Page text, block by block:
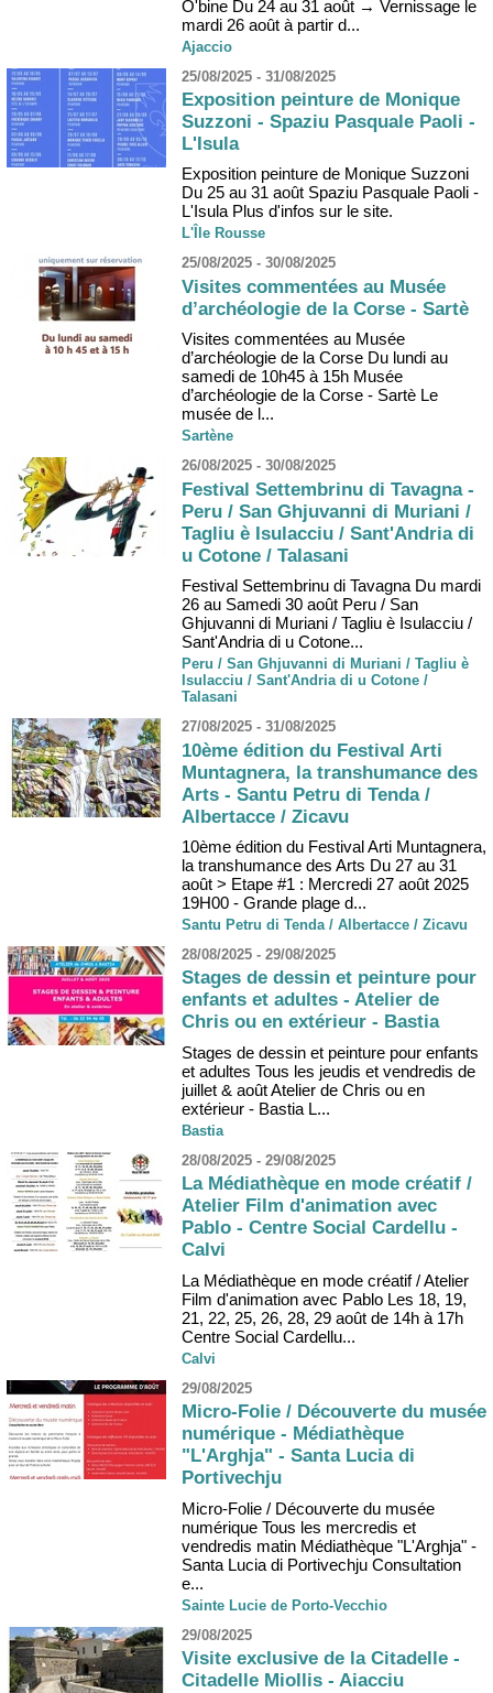
O'bine Du 24 au 31 août → Vernissage le
mardi 26 août à partir d...
Ajaccio
25/08/2025 - 31/08/2025
Exposition peinture de Monique
Suzzoni - Spaziu Pasquale Paoli -
L'Isula
Exposition peinture de Monique Suzzoni
Du 25 au 31 août Spaziu Pasquale Paoli -
L'Isula Plus d'infos sur le site.
L'Île Rousse
25/08/2025 - 30/08/2025
Visites commentées au Musée
d’archéologie de la Corse - Sartè
Visites commentées au Musée
d’archéologie de la Corse Du lundi au
samedi de 10h45 à 15h Musée
d’archéologie de la Corse - Sartè Le
musée de l...
Sartène
26/08/2025 - 30/08/2025
Festival Settembrinu di Tavagna -
Peru / San Ghjuvanni di Muriani /
Tagliu è Isulacciu / Sant'Andria di
u Cotone / Talasani
Festival Settembrinu di Tavagna Du mardi
26 au Samedi 30 août Peru / San
Ghjuvanni di Muriani / Tagliu è Isulacciu /
Sant'Andria di u Cotone...
Peru / San Ghjuvanni di Muriani / Tagliu è
Isulacciu / Sant'Andria di u Cotone /
Talasani
27/08/2025 - 31/08/2025
10ème édition du Festival Arti
Muntagnera, la transhumance des
Arts - Santu Petru di Tenda /
Albertacce / Zicavu
10ème édition du Festival Arti Muntagnera,
la transhumance des Arts Du 27 au 31
août > Etape #1 : Mercredi 27 août 2025
19H00 - Grande plage d...
Santu Petru di Tenda / Albertacce / Zicavu
28/08/2025 - 29/08/2025
Stages de dessin et peinture pour
enfants et adultes - Atelier de
Chris ou en extérieur - Bastia
Stages de dessin et peinture pour enfants
et adultes Tous les jeudis et vendredis de
juillet & août Atelier de Chris ou en
extérieur - Bastia L...
Bastia
28/08/2025 - 29/08/2025
La Médiathèque en mode créatif /
Atelier Film d'animation avec
Pablo - Centre Social Cardellu -
Calvi
La Médiathèque en mode créatif / Atelier
Film d'animation avec Pablo Les 18, 19,
21, 22, 25, 26, 28, 29 août de 14h à 17h
Centre Social Cardellu...
Calvi
29/08/2025
Micro-Folie / Découverte du musée
numérique - Médiathèque
"L'Arghja" - Santa Lucia di
Portivechju
Micro-Folie / Découverte du musée
numérique Tous les mercredis et
vendredis matin Médiathèque "L'Arghja" -
Santa Lucia di Portivechju Consultation
e...
Sainte Lucie de Porto-Vecchio
29/08/2025
Visite exclusive de la Citadelle -
Citadelle Miollis - Aiacciu